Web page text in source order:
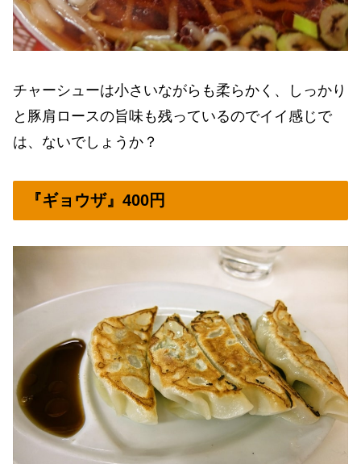
チャーシューは小さいながらも柔らかく、しっかり
と豚肩ロースの旨味も残っているのでイイ感じで
は、ないでしょうか？
『ギョウザ』400円